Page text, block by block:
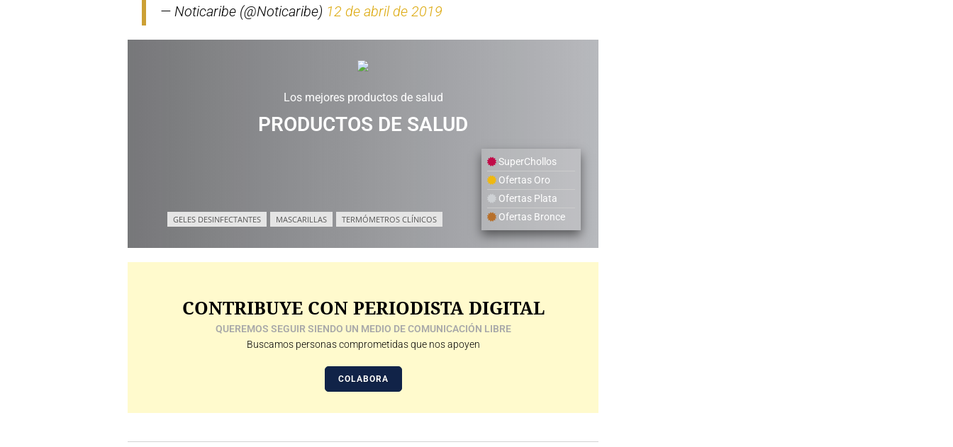
— Noticaribe (@Noticaribe) 12 de abril de 2019
Los mejores productos de salud
PRODUCTOS DE SALUD
GELES DESINFECTANTES MASCARILLAS TERMÓMETROS CLÍNICOS
SuperChollos
Ofertas Oro
Ofertas Plata
Ofertas Bronce
CONTRIBUYE CON PERIODISTA DIGITAL
QUEREMOS SEGUIR SIENDO UN MEDIO DE COMUNICACIÓN LIBRE
Buscamos personas comprometidas que nos apoyen
COLABORA